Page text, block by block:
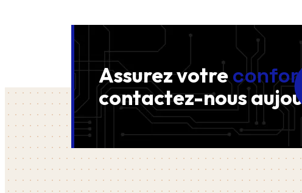
Assurez votre
contactez-nous